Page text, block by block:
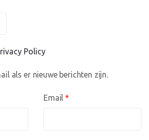
Email*
Policy
als er nieuwe berichten zijn.